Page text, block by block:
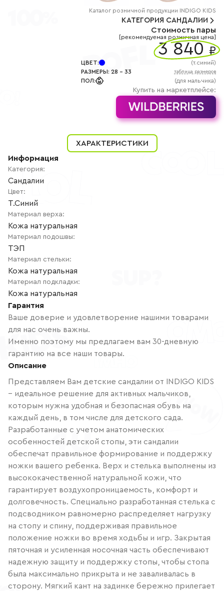
АВТОРИЗАЦИЯ
РЕГИСТРАЦИЯ
Каталог розничной продукции INDIGO KIDS
КАТЕГОРИЯ САНДАЛИИ
Стоимость пары
[рекомендуемая розничная цена]
3 840 ₽
ЦВЕТ: (т.синий)
РАЗМЕРЫ: 28 - 33 таблица размеров
ПОЛ: (для мальчика)
Купить на маркетплейсе:
ХАРАКТЕРИСТИКИ
Информация
Категория:
Сандалии
Цвет:
Т.синий
Материал верха:
Кожа натуральная
Материал подошвы:
ТЭП
Материал стельки:
Кожа натуральная
Материал подкладки:
Кожа натуральная
Гарантия
Ваше доверие и удовлетворение нашими товарами
для нас очень важны.
Именно поэтому мы предлагаем вам 30-дневную
гарантию на все наши товары.
Описание
Представляем Вам детские сандалии от INDIGO KIDS
– идеальное решение для активных мальчиков,
которым нужна удобная и безопасная обувь на
каждый день, в том числе для детского сада.
Разработанные с учетом анатомических
особенностей детской стопы, эти сандалии
обеспечат правильное формирование и поддержку
ножки вашего ребенка. Верх и стелька выполнены из
высококачественной натуральной кожи, что
гарантирует воздухопроницаемость, комфорт и
долговечность. Специально разработанная стелька с
подсводником равномерно распределяет нагрузку
на стопу и спину, поддерживая правильное
положение ножки во время ходьбы и игр. Закрытая
пяточная и усиленная носочная часть обеспечивают
надежную защиту и поддержку стопы, чтобы стопа
была максимально прикрыта и не заваливалась в
сторону. Мягкий кант на задинке бережно прилегает